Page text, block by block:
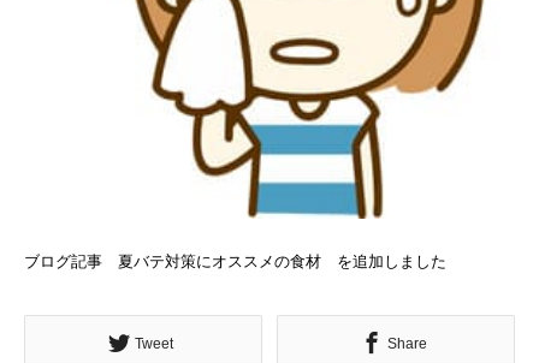
ブログ記事 夏バテ対策にオススメの食材 を追加しました
Tweet Share